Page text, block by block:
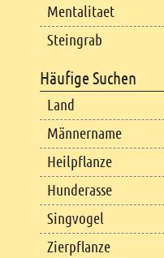
Mentalitaet
Steingrab
Häufige Suchen
Land
Männername
Heilpflanze
Hunderasse
Singvogel
Zierpflanze